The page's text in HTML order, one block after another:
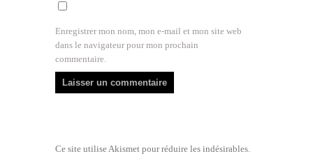
Enregistrer mon nom, mon e-mail et mon site web
dans le navigateur pour mon prochain
commentaire.
Ce site utilise Akismet pour réduire les indésirables.